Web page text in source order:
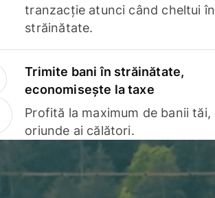
tranzacție atunci când cheltui în
străinătate.
Trimite bani în străinătate,
economisește la taxe
Profită la maximum de banii tăi,
oriunde ai călători.